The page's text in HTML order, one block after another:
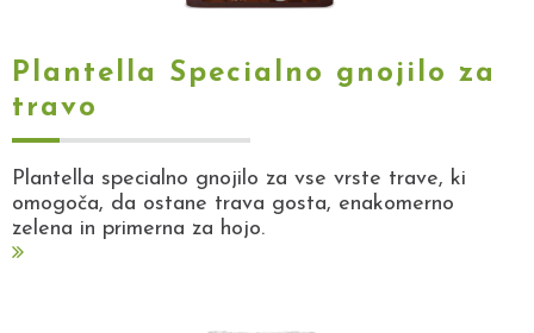
Plantella Specialno gnojilo za
travo
Plantella specialno gnojilo za vse vrste trave, ki
omogoča, da ostane trava gosta, enakomerno
zelena in primerna za hojo.